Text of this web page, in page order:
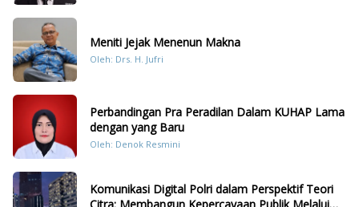
Meniti Jejak Menenun Makna
Oleh: Drs. H. Jufri
Perbandingan Pra Peradilan Dalam KUHAP Lama
dengan yang Baru
Oleh: Denok Resmini
Komunikasi Digital Polri dalam Perspektif Teori